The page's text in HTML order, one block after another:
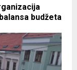
budžeta